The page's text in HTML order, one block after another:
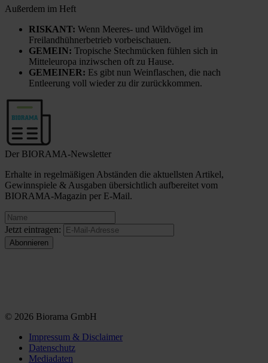
Außerdem im Heft
RISKANT: Wenn Meeres- und Wildvögel im
Freilandhühnerbetrieb vorbeischauen.
GEMEIN: Tropische Stechmücken fühlen sich in
Mitteleuropa inziwschen oft zu Hause.
GEMEINER: Es gibt nun Weinflaschen, die nach
Entleerung voll wieder zu dir zurückkommen.
Der BIORAMA-Newsletter
Erhalte in regelmäßigen Abständen die aktuellsten Artikel,
Gewinnspiele & Ausgaben übersichtlich aufbereitet vom
BIORAMA-Magazin per E-Mail.
Jetzt eintragen:
© 2026 Biorama GmbH
Impressum & Disclaimer
Datenschutz
Mediadaten